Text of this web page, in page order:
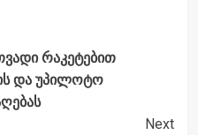
რაკეტებით
და უპილოტო
Next